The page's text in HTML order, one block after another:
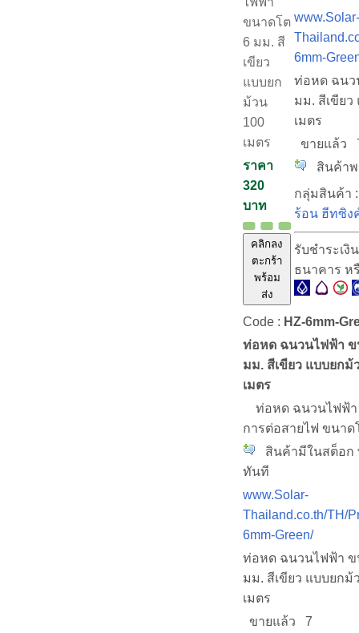
ขนาดโต
6 มม. สี
เขียว
แบบยก
ม้วน
100
เมตร
ราคา
320
บาท
คลิกลง
ตะกร้า
พร้อม
ส่ง
www.Solar-
6mm-
ท่อหด ฉนว
มม. สีเขียว
เมตร
ขายแล้ว
สินค้าพ
กลุ่มสินค้า
ร้อน ฮีทซิง
รับชำระเงิ
ธนาคาร ห
Code : HZ-6mm-
ท่อหด ฉนวนไฟฟ้า ข
มม. สีเขียว แบบยกม้
เมตร
ท่อหด ฉนวนไฟฟ้า
การต่อสายไฟ ขนาด
สินค้ามีในสต็อก
ทันที
www.Solar-
Thailand.co.th/TH/
6mm-Green/
ท่อหด ฉนวนไฟฟ้า ข
มม. สีเขียว แบบยกม้
เมตร
ขายแล้ว 7